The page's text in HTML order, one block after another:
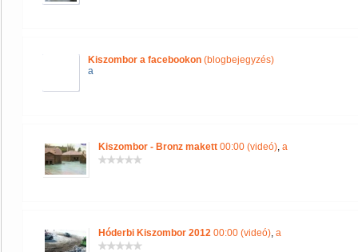
Kiszombor a facebookon (blogbejegyzés)
a
Kiszombor - Bronz makett 00:00 (videó), a
Hóderbi Kiszombor 2012 00:00 (videó), a